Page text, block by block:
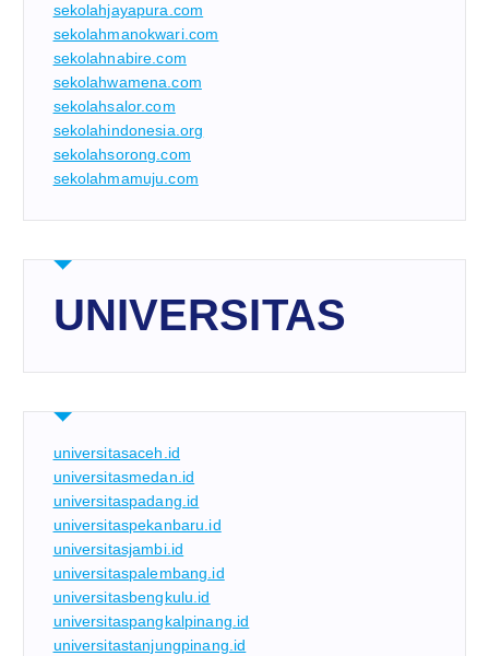
sekolahjayapura.com
sekolahmanokwari.com
sekolahnabire.com
sekolahwamena.com
sekolahsalor.com
sekolahindonesia.org
sekolahsorong.com
sekolahmamuju.com
UNIVERSITAS
universitasaceh.id
universitasmedan.id
universitaspadang.id
universitaspekanbaru.id
universitasjambi.id
universitaspalembang.id
universitasbengkulu.id
universitaspangkalpinang.id
universitastanjungpinang.id